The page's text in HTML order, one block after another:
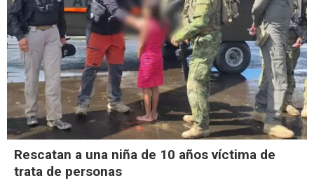
Rescatan a una niña de 10 años víctima de
trata de personas